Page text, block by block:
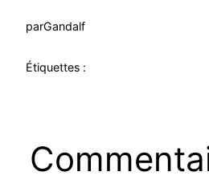
parGandalf
Étiquettes :